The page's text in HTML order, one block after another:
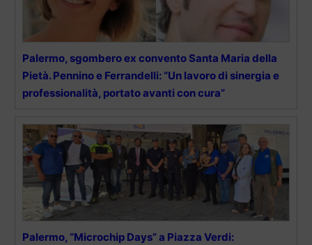
Palermo, sgombero ex convento Santa Maria della
Pietà. Pennino e Ferrandelli: “Un lavoro di sinergia e
professionalità, portato avanti con cura”
Palermo, “Microchip Days” a Piazza Verdi: